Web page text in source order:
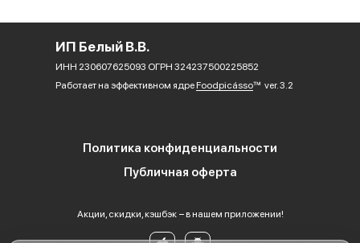
ИП Белый В.В.
ИНН 230607625093 ОГРН 324237500225852
Работает на эффективном ядре Foodpicássover. 3.2
Политика конфиденциальности
Публичная оферта
Акции, скидки, кэшбэк − в нашем приложении!